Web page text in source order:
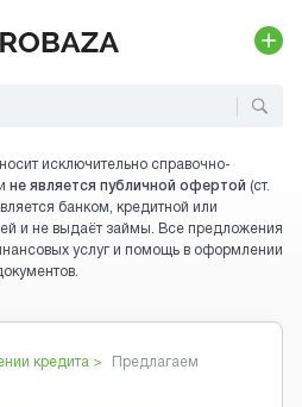
исключительно справочно-
не является публичной офертой (ст.
банком, кредитной или
и не выдаёт займы. Все предложения
услуг и помощь в оформлении
кредита >
Предлагаем